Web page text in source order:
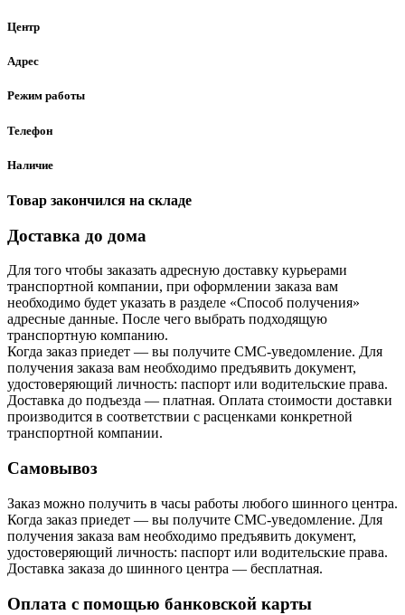
Центр
Адрес
Режим работы
Телефон
Наличие
Товар закончился на складе
Доставка до дома
Для того чтобы заказать адресную доставку курьерами
транспортной компании, при оформлении заказа вам
необходимо будет указать в разделе «Способ получения»
адресные данные. После чего выбрать подходящую
транспортную компанию.
Когда заказ приедет — вы получите СМС-уведомление. Для
получения заказа вам необходимо предъявить документ,
удостоверяющий личность: паспорт или водительские права.
Доставка до подъезда — платная. Оплата стоимости доставки
производится в соответствии с расценками конкретной
транспортной компании.
Самовывоз
Заказ можно получить в часы работы любого шинного центра.
Когда заказ приедет — вы получите СМС-уведомление. Для
получения заказа вам необходимо предъявить документ,
удостоверяющий личность: паспорт или водительские права.
Доставка заказа до шинного центра — бесплатная.
Оплата с помощью банковской карты